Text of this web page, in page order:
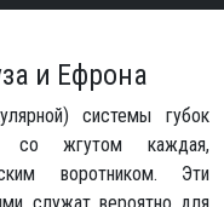
и Ефрона
системы губок
со жгутом каждая,
воротником. Эти